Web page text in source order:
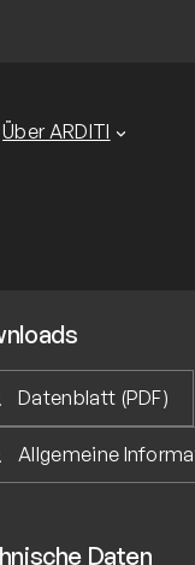
Über ARDITI
Datenblatt (PDF)
Allgemeine
Daten